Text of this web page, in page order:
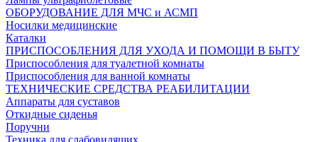
ОБОРУДОВАНИЕ ДЛЯ МЧС и АСМП
Носилки медицинские
Каталки
ПРИСПОСОБЛЕНИЯ ДЛЯ УХОДА И ПОМОЩИ В БЫТУ
Приспособления для туалетной комнаты
Приспособления для ванной комнаты
ТЕХНИЧЕСКИЕ СРЕДСТВА РЕАБИЛИТАЦИИ
Аппараты для суставов
Откидные сиденья
Поручни